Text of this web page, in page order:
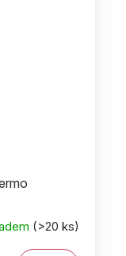
(>20 ks)